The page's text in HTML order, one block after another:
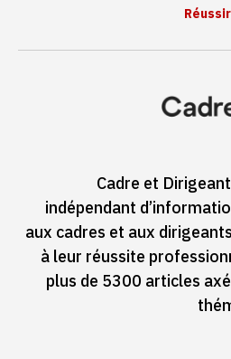
Cadre et
indépendant
aux cadres et aux
à leur réussite
plus de 5300 articles